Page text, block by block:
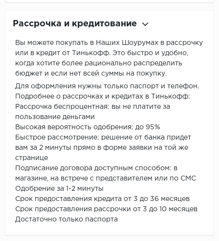
Рассрочка и кредитование
Вы можете покупать в Наших Шоурумах в рассрочку
или в кредит от Тинькофф. Это быстро и удобно,
когда хотите более рационально распределить
бюджет и если нет всей суммы на покупку.
Для оформления нужны только паспорт и телефон.
Подробнее о рассрочках и кредитах в Тинькофф:
Рассрочка беспроцентная: вы не платите за
пользование деньгами
Высокая вероятность одобрения: до 95%
Быстрое рассмотрение: решение от банка придет
вам за 2 минуты прямо в форме заявки на той же
странице
Подписание договора доступным способом: в
магазине, на встрече с представителем или по СМС
Одобрение за 1-2 минуты
Срок предоставления кредита от 3 до 36 месяцев
Срок предоставления рассрочки от 3 до 10 месяцев
Достаточно только паспорта